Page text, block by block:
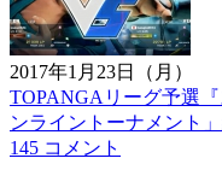
2017年1月23日（月）
TOPANGAリーグ予選
ンライントーナメント
145 コメント